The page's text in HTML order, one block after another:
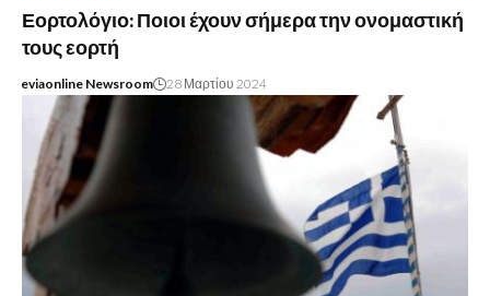
Εορτολόγιο: Ποιοι έχουν σήμερα την ονομαστική
τους εορτή
eviaonline Newsroom 28 Μαρτίου 2024